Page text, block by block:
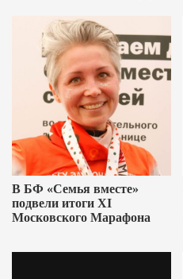
В БФ «Семья вместе»
подвели итоги XI
Московского Марафона